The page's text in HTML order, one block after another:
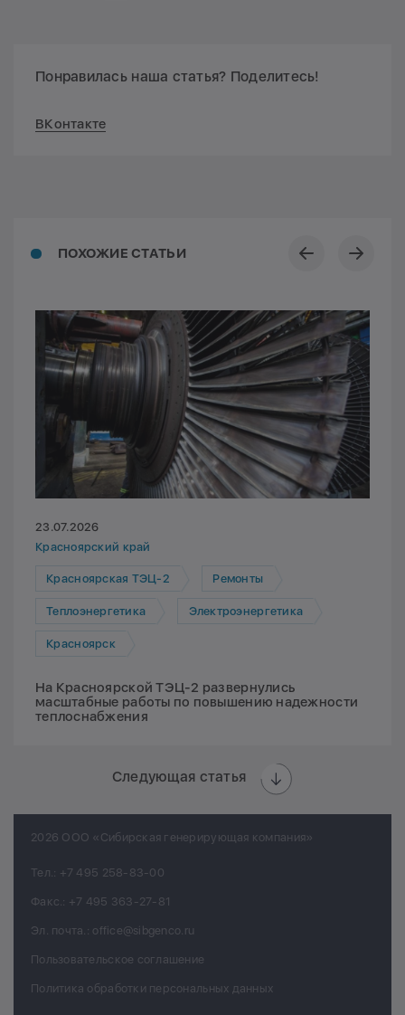
Понравилась наша статья? Поделитесь!
ВКонтакте
ПОХОЖИЕ СТАТЬИ
23.07.2026
Красноярский край
Красноярская ТЭЦ-2 Ремонты
Теплоэнергетика Электроэнергетика
Красноярск
На Красноярской ТЭЦ-2 развернулись
масштабные работы по повышению надежности
теплоснабжения
Следующая статья
2026 ООО «Сибирская генерирующая компания»
Тел.: +7 495 258-83-00
Факс.: +7 495 363-27-81
Эл. почта.: office@sibgenco.ru
Пользовательское соглашение
Политика обработки персональных данных